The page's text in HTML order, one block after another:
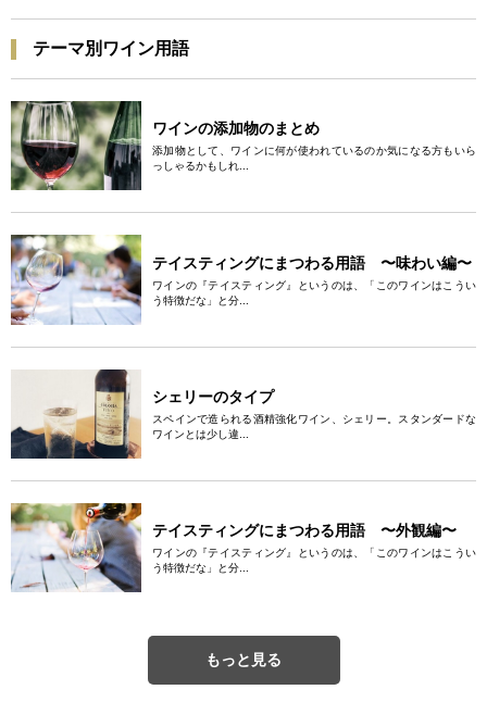
テーマ別ワイン用語
ワインの添加物のまとめ
添加物として、ワインに何が使われているのか気になる方もいら
っしゃるかもしれ...
テイスティングにまつわる用語 〜味わい編〜
ワインの『テイスティング』というのは、「このワインはこうい
う特徴だな」と分...
シェリーのタイプ
スペインで造られる酒精強化ワイン、シェリー。スタンダードな
ワインとは少し違...
テイスティングにまつわる用語 〜外観編〜
ワインの『テイスティング』というのは、「このワインはこうい
う特徴だな」と分...
もっと見る